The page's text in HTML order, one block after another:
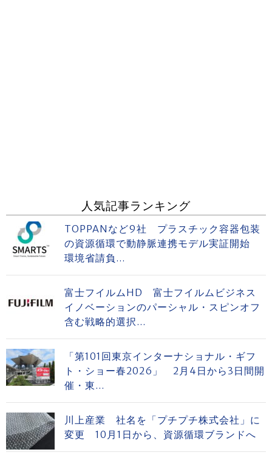
人気記事ランキング
TOPPANなど9社 プラスチック容器包装
の資源循環で動静脈連携モデル実証開始
環境省請負...
富士フイルムHD 富士フイルムビジネス
イノベーションのパーシャル・スピンオフ
含む戦略的選択...
「第101回東京インターナショナル・ギフ
ト・ショー春2026」 2月4日から3日間開
催・東...
川上産業 社名を「プチプチ株式会社」に
変更 10月1日から、資源循環ブランドへ